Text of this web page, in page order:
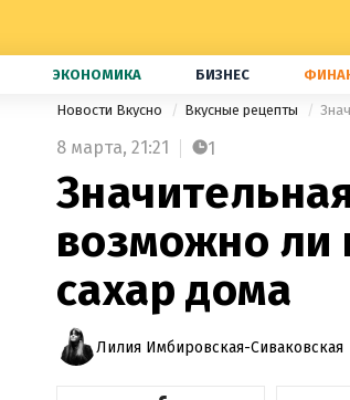
ЭКОНОМИКА БИЗНЕС
Новости Вкусно Вкусные рецепты
8 марта, 21:21 1
возможно ли
сахар дома
Лилия Имбировская-Сиваковская